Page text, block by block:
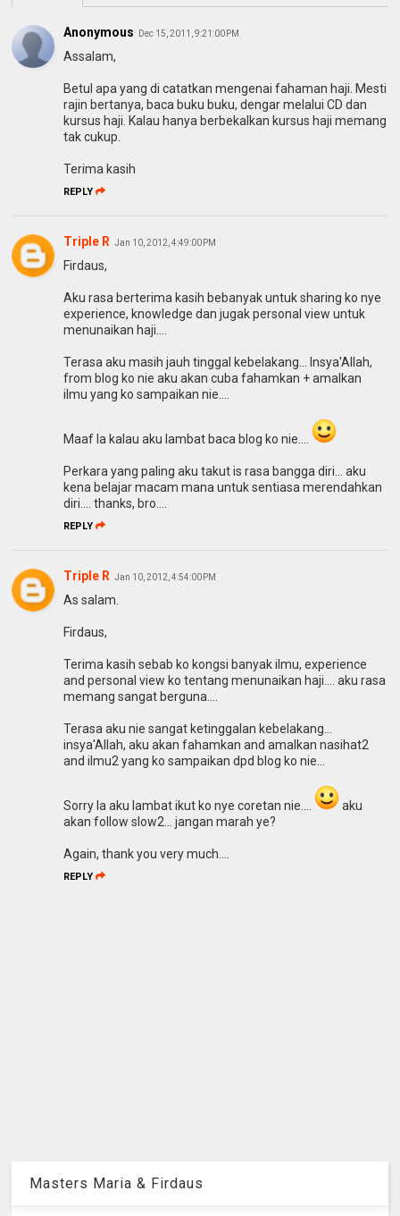
Anonymous Dec 15, 2011, 9:21:00 PM
Assalam,
Betul apa yang di catatkan mengenai fahaman haji. Mesti
rajin bertanya, baca buku buku, dengar melalui CD dan
kursus haji. Kalau hanya berbekalkan kursus haji memang
tak cukup.
Terima kasih
REPLY
Triple R Jan 10, 2012, 4:49:00 PM
Firdaus,
Aku rasa berterima kasih bebanyak untuk sharing ko nye
experience, knowledge dan jugak personal view untuk
menunaikan haji....
Terasa aku masih jauh tinggal kebelakang... Insya'Allah,
from blog ko nie aku akan cuba fahamkan + amalkan
ilmu yang ko sampaikan nie....
Maaf la kalau aku lambat baca blog ko nie....
Perkara yang paling aku takut is rasa bangga diri... aku
kena belajar macam mana untuk sentiasa merendahkan
diri.... thanks, bro....
REPLY
Triple R Jan 10, 2012, 4:54:00 PM
As salam.
Firdaus,
Terima kasih sebab ko kongsi banyak ilmu, experience
and personal view ko tentang menunaikan haji.... aku rasa
memang sangat berguna....
Terasa aku nie sangat ketinggalan kebelakang...
insya'Allah, aku akan fahamkan and amalkan nasihat2
and ilmu2 yang ko sampaikan dpd blog ko nie...
Sorry la aku lambat ikut ko nye coretan nie....
aku
akan follow slow2... jangan marah ye?
Again, thank you very much....
REPLY
Masters Maria & Firdaus